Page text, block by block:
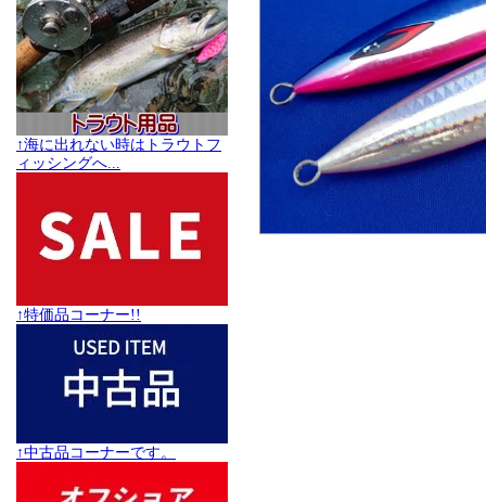
↑海に出れない時はトラウトフ
ィッシングへ...
↑特価品コーナー!!
↑中古品コーナーです。